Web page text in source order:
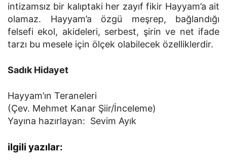
intizamsız bir kalıptaki her zayıf fikir Hayyam’a ait
olamaz. Hayyam’a özgü meşrep, bağlandığı
felsefi ekol, akideleri, serbest, şirin ve net ifade
tarzı bu mesele için ölçek olabilecek özelliklerdir.
Sadık Hidayet
Hayyam’ın Teraneleri
(Çev. Mehmet Kanar Şiir/İnceleme)
Yayına hazırlayan: Sevim Ayık
ilgili yazılar: